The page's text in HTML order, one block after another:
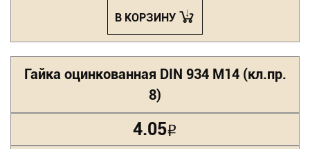
В КОРЗИНУ
Гайка оцинкованная DIN 934 М14 (кл.пр.
8)
4.05Р